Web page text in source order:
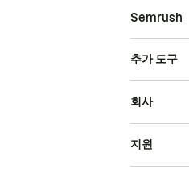
Semrush
추가 도구
회사
지원